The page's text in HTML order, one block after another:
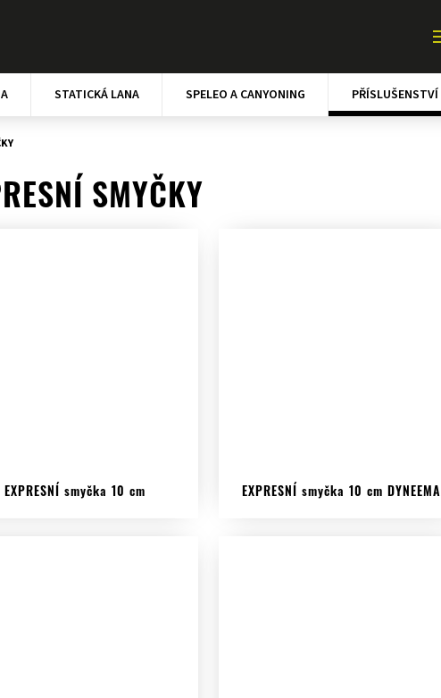
STATICKÁ LANA SPELEO A CANYONING PŘÍSLUŠENSTVÍ
SMYČKY
EXPRESNÍ smyčka 10 cm EXPRESNÍ smyčka 10 cm DYNEEMA